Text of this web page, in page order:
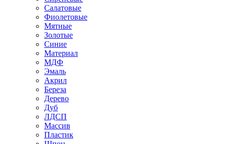
Салатовые
Фиолетовые
Мятные
Золотые
Синие
Материал
МДФ
Эмаль
Акрил
Береза
Дерево
Дуб
ЛДСП
Массив
Пластик